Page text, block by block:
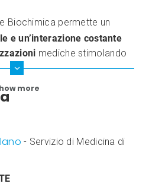
Biochimica permette un
e un’interazione costante
mediche stimolando
e multidisciplinare
more
- Servizio di Medicina di